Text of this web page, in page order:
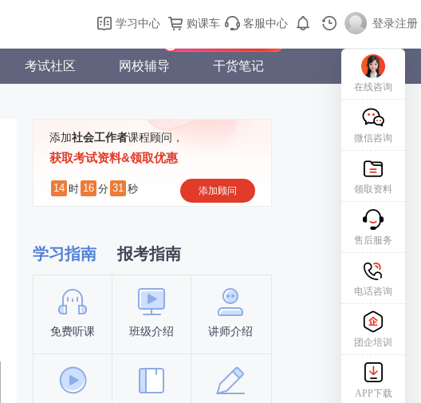
购课车 登录/注册
学习中心 购课车 客服中心 登录|注册
考试社区 网校辅导 干货笔记
添加社会工作者课程顾问，
获取考试资料&领取优惠
14 时 16 分 31 秒 添加顾问
学习指南 报考指南
免费听课 班级介绍 讲师介绍 报名时间
在线咨询
微信咨询
领取资料
售后服务
电话咨询
团企培训
APP下载